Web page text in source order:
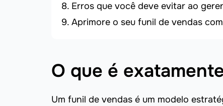
Erros que você deve evitar ao
Aprimore o seu funil de vendas
O que é
Um funil de vendas é um modelo